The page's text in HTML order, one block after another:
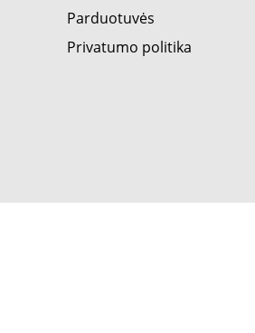
Parduotuvės
Privatumo politika